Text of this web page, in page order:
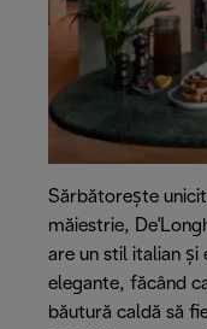
Sărbătorește
măiestrie,
are un stil italian
elegante, făcând
băutură caldă să